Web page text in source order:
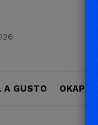
A GUSTO OKAPI